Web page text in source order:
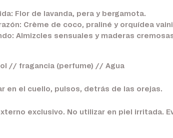
Flor de lavanda, pera y bergamota.
Crème de coco, praliné y orquídea
Almizcles sensuales y maderas
// fragancia (perfume) // Agua
en el cuello, pulsos, detrás de las orejas.
exclusivo. No utilizar en piel irritada.